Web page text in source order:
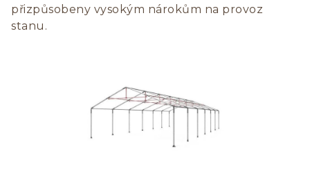
přizpůsobeny vysokým nárokům na provoz
stanu.